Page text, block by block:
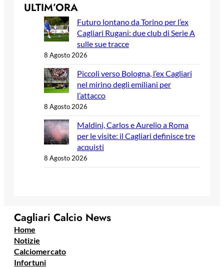
ULTIM’ORA
Futuro lontano da Torino per l’ex
Cagliari Rugani: due club di Serie A
sulle sue tracce
8 Agosto 2026
Piccoli verso Bologna, l’ex Cagliari
nel mirino degli emiliani per
l’attacco
8 Agosto 2026
Maldini, Carlos e Aurelio a Roma
per le visite: il Cagliari definisce tre
acquisti
8 Agosto 2026
Cagliari Calcio News
Home
Notizie
Calciomercato
Infortuni